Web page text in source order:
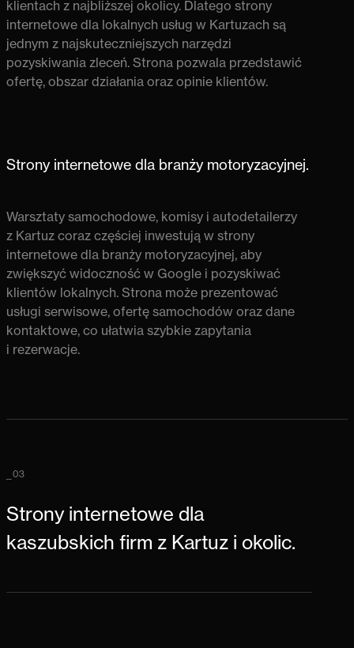
klientach z najbliższej okolicy. Dlatego strony
internetowe dla lokalnych usług w Kartuzach są
jednym z najskuteczniejszych narzędzi
pozyskiwania zleceń. Strona pozwala przedstawić
ofertę, obszar działania oraz opinie klientów.
Strony internetowe dla branży motoryzacyjnej.
Warsztaty samochodowe, komisy i autodetailerzy
z Kartuz coraz częściej inwestują w strony
internetowe dla branży motoryzacyjnej, aby
zwiększyć widoczność w Google i pozyskiwać
klientów lokalnych. Strona może prezentować
usługi serwisowe, ofertę samochodów oraz dane
kontaktowe, co ułatwia szybkie zapytania
i rezerwacje.
Strony internetowe dla
kaszubskich firm z Kartuz i okolic.
_03